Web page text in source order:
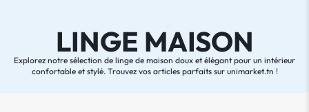
LINGE MAISON
Explorez notre sélection de linge de maison doux et élégant pour un intérieur
confortable et stylé. Trouvez vos articles parfaits sur unimarket.tn !